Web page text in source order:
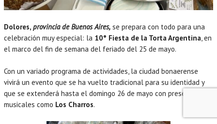
Dolores, provincia de Buenos Aires, se prepara con todo para una
celebración muy especial: la 10° Fiesta de la Torta Argentina, en
el marco del fin de semana del feriado del 25 de mayo.
Con un variado programa de actividades, la ciudad bonaerense
vivirá un evento que se ha vuelto tradicional para su identidad y
que se extenderá hasta el domingo 26 de mayo con presencias
musicales como Los Charros.